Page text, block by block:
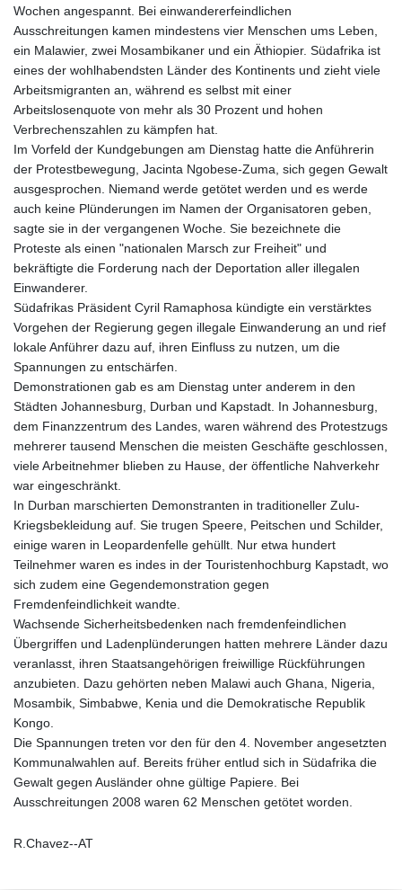
Wochen angespannt. Bei einwandererfeindlichen
Ausschreitungen kamen mindestens vier Menschen ums Leben,
ein Malawier, zwei Mosambikaner und ein Äthiopier. Südafrika ist
eines der wohlhabendsten Länder des Kontinents und zieht viele
Arbeitsmigranten an, während es selbst mit einer
Arbeitslosenquote von mehr als 30 Prozent und hohen
Verbrechenszahlen zu kämpfen hat.
Im Vorfeld der Kundgebungen am Dienstag hatte die Anführerin
der Protestbewegung, Jacinta Ngobese-Zuma, sich gegen Gewalt
ausgesprochen. Niemand werde getötet werden und es werde
auch keine Plünderungen im Namen der Organisatoren geben,
sagte sie in der vergangenen Woche. Sie bezeichnete die
Proteste als einen "nationalen Marsch zur Freiheit" und
bekräftigte die Forderung nach der Deportation aller illegalen
Einwanderer.
Südafrikas Präsident Cyril Ramaphosa kündigte ein verstärktes
Vorgehen der Regierung gegen illegale Einwanderung an und rief
lokale Anführer dazu auf, ihren Einfluss zu nutzen, um die
Spannungen zu entschärfen.
Demonstrationen gab es am Dienstag unter anderem in den
Städten Johannesburg, Durban und Kapstadt. In Johannesburg,
dem Finanzzentrum des Landes, waren während des Protestzugs
mehrerer tausend Menschen die meisten Geschäfte geschlossen,
viele Arbeitnehmer blieben zu Hause, der öffentliche Nahverkehr
war eingeschränkt.
In Durban marschierten Demonstranten in traditioneller Zulu-
Kriegsbekleidung auf. Sie trugen Speere, Peitschen und Schilder,
einige waren in Leopardenfelle gehüllt. Nur etwa hundert
Teilnehmer waren es indes in der Touristenhochburg Kapstadt, wo
sich zudem eine Gegendemonstration gegen
Fremdenfeindlichkeit wandte.
Wachsende Sicherheitsbedenken nach fremdenfeindlichen
Übergriffen und Ladenplünderungen hatten mehrere Länder dazu
veranlasst, ihren Staatsangehörigen freiwillige Rückführungen
anzubieten. Dazu gehörten neben Malawi auch Ghana, Nigeria,
Mosambik, Simbabwe, Kenia und die Demokratische Republik
Kongo.
Die Spannungen treten vor den für den 4. November angesetzten
Kommunalwahlen auf. Bereits früher entlud sich in Südafrika die
Gewalt gegen Ausländer ohne gültige Papiere. Bei
Ausschreitungen 2008 waren 62 Menschen getötet worden.
R.Chavez--AT